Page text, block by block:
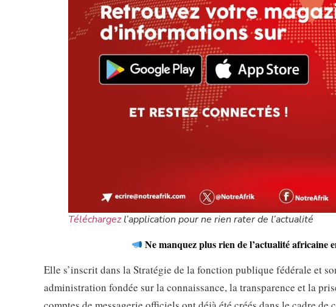
Téléchargezl’application pour ne rien rater de l’actualité
Ne manquez plus rien de l’actualité africaine
Elle s’inscrit dans la Stratégie de la fonction publique fédérale et
administration fondée sur la connaissance, la transparence et la